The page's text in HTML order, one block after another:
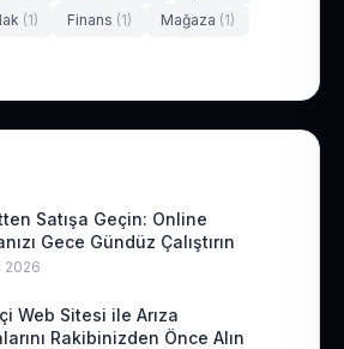
(1) Finans (1) Mağaza (1)
Satışa Geçin: Online
Gece Gündüz Çalıştırın
2026
Web Sitesi ile Arıza
Rakibinizden Önce Alın